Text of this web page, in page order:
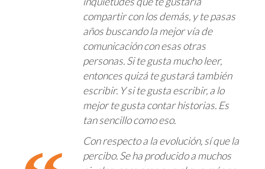
compartir con los demás, y te pasas
años buscando la mejor vía de
comunicación con esas otras
personas. Si te gusta mucho leer,
entonces quizá te gustará también
escribir. Y si te gusta escribir, a lo
mejor te gusta contar historias. Es
tan sencillo como eso.
Con respecto a la evolución, sí que la
percibo. Se ha producido a muchos